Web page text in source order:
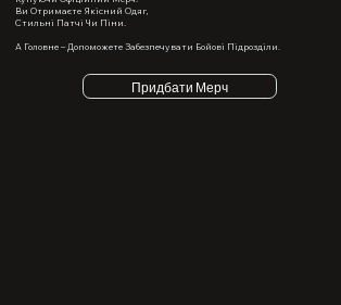
Ви Отримаєте Якісний Одяг,
Стильні Патчі Чи Піни.
А Головне – Допоможете Забезпечувати Бойові Підрозділи.
Придбати Мерч